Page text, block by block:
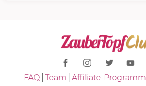
FAQ Team Affiliate-Programm